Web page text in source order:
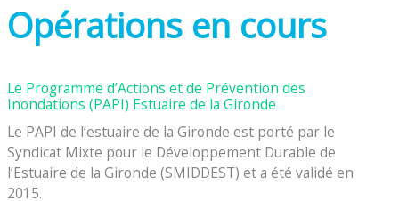
Opérations en cours
Le Programme d’Actions et de Prévention des
Inondations (PAPI) Estuaire de la Gironde
Le PAPI de l’estuaire de la Gironde est porté par le
Syndicat Mixte pour le Développement Durable de
l’Estuaire de la Gironde (SMIDDEST) et a été validé en
2015.